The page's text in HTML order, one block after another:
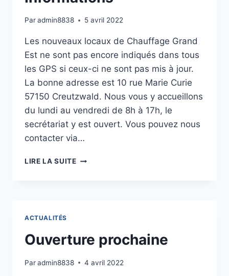
Paradmin8838 5 avril 2022
Les nouveaux locaux de Chauffage Grand
Est ne sont pas encore indiqués dans tous
les GPS si ceux-ci ne sont pas mis à jour.
La bonne adresse est 10 rue Marie Curie
57150 Creutzwald. Nous vous y accueillons
du lundi au vendredi de 8h à 17h, le
secrétariat y est ouvert. Vous pouvez nous
contacter via…
LIRE LA SUITEINFORMATIONS
ACTUALITÉS
Ouverture prochaine
Paradmin8838 4 avril 2022